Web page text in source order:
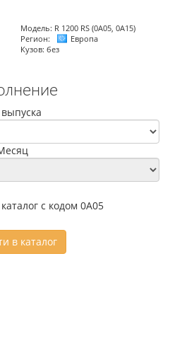
Модель: R 1200 RS (0A05, 0A15)
Регион:
Европа
Кузов: без
с кодом 0A05
в каталог